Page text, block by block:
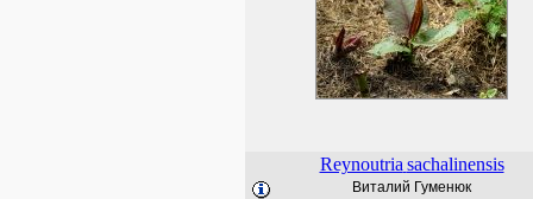
Reynoutria sachalinensis
Виталий Гуменюк